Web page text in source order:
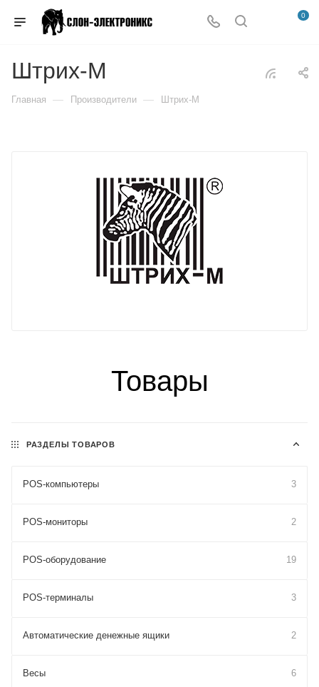
0
Штрих-М
Главная — Производители — Штрих-М
Товары
РАЗДЕЛЫ ТОВАРОВ
POS-компьютеры 3
POS-мониторы 2
POS-оборудование 19
POS-терминалы 3
Автоматические денежные ящики 2
Весы 6